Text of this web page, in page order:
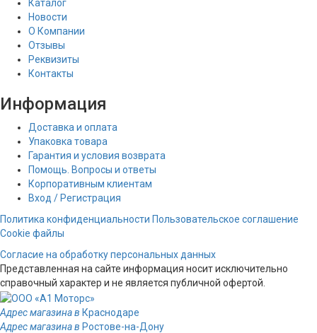
Каталог
Новости
О Компании
Отзывы
Реквизиты
Контакты
Информация
Доставка и оплата
Упаковка товара
Гарантия и условия возврата
Помощь. Вопросы и ответы
Корпоративным клиентам
Вход / Регистрация
Политика конфиденциальности Пользовательское соглашение
Cookie файлы
Согласие на обработку персональных данных
Представленная на сайте информация носит исключительно
справочный характер и не является публичной офертой.
Адрес магазина в Краснодаре
Адрес магазина в Ростове-на-Дону